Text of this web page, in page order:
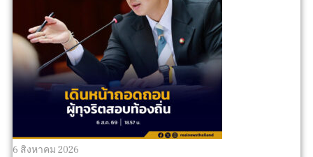
6 สิงหาคม 2026